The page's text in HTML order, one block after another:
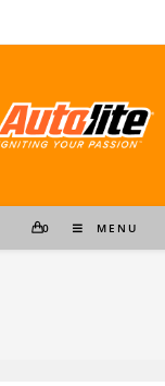
0 MENU